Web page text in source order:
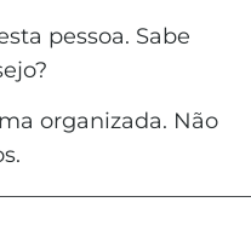
pessoa. Sabe
organizada. Não